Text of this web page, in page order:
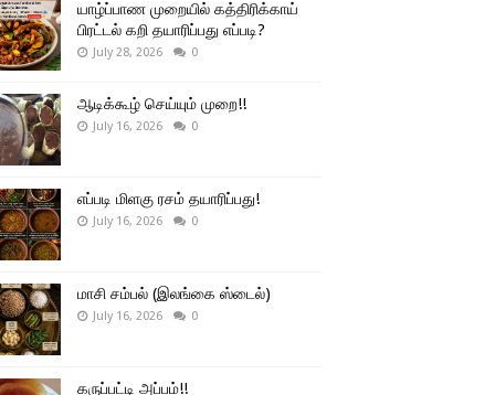
யாழ்ப்பாண முறையில் கத்திரிக்காய்
பிரட்டல் கறி தயாரிப்பது எப்படி?
July 28, 2026 0
ஆடிக்கூழ் செய்யும் முறை!!
July 16, 2026 0
எப்படி மிளகு ரசம் தயாரிப்பது!
July 16, 2026 0
மாசி சம்பல் (இலங்கை ஸ்டைல்)
July 16, 2026 0
கருப்பட்டி அப்பம்!!